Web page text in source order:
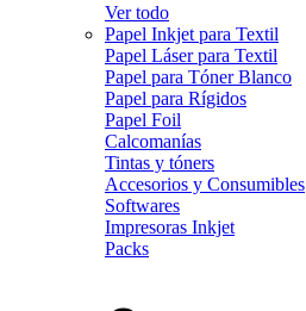
Ver todo
Papel Inkjet para Textil
Papel Láser para Textil
Papel para Tóner Blanco
Papel para Rígidos
Papel Foil
Calcomanías
Tintas y tóners
Accesorios y Consumibles
Softwares
Impresoras Inkjet
Packs